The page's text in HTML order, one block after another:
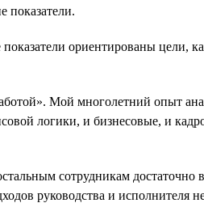
показатели.
ориентированы цели,
Мой многолетний опыт
логики, и бизнесовые, и
сотрудникам достаточно
руководства и исполнителя